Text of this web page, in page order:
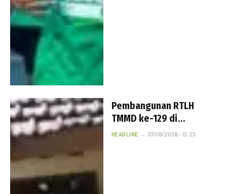
Pembangunan RTLH
TMMD ke-129 di
Lumajang Terus
HEADLINE 07/08/2026 - 13:23